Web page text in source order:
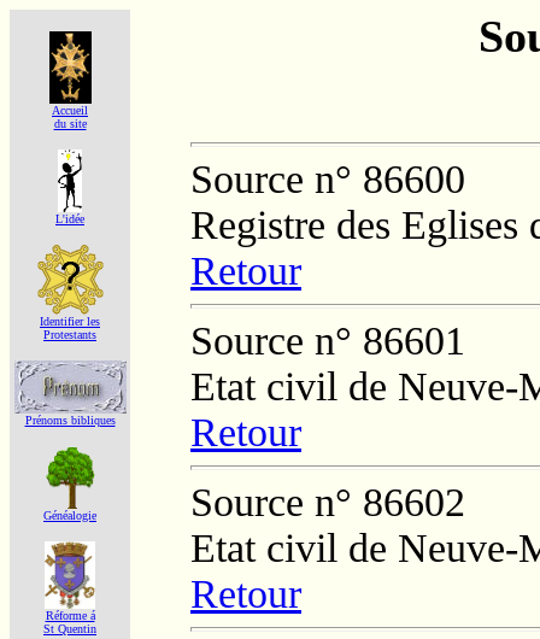
Accueil
du site
L'idée
Identifier les
Protestants
Prénoms bibliques
Généalogie
Réforme á
St Quentin
Source n° 86600
Registre des Eglises
Retour
Source n° 86601
Etat civil de Neuve-
Retour
Source n° 86602
Etat civil de Neuve-
Retour